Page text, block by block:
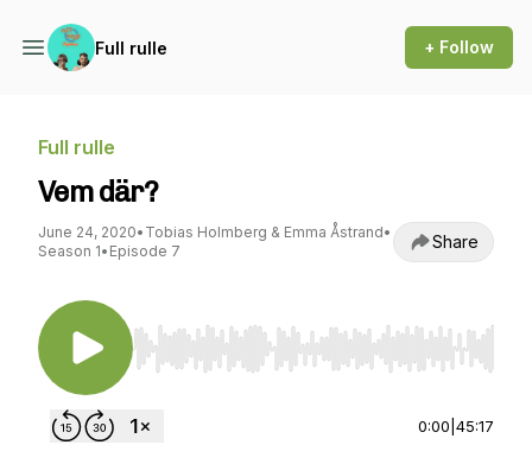
Full rulle + Follow
Full rulle
Vem där?
June 24, 2020• Tobias Holmberg & Emma Åstrand•
Season 1• Episode 7 Share
Use Left/Right to seek, Home/End to jump to
0:00 45:17